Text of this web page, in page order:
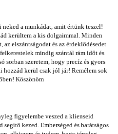
neked a munkádat, amit értünk teszel!
kerültem a kis dolgaimmal. Minden
az elszántságodat és az érdeklődésedet
mindig szántál rám időt és
sorban szeretem, hogy precíz és gyors
kerül csak jól jár! Remélem sok
Köszönöm
figyelembe veszed a klienseid
kezed. Emberséged és barátságos